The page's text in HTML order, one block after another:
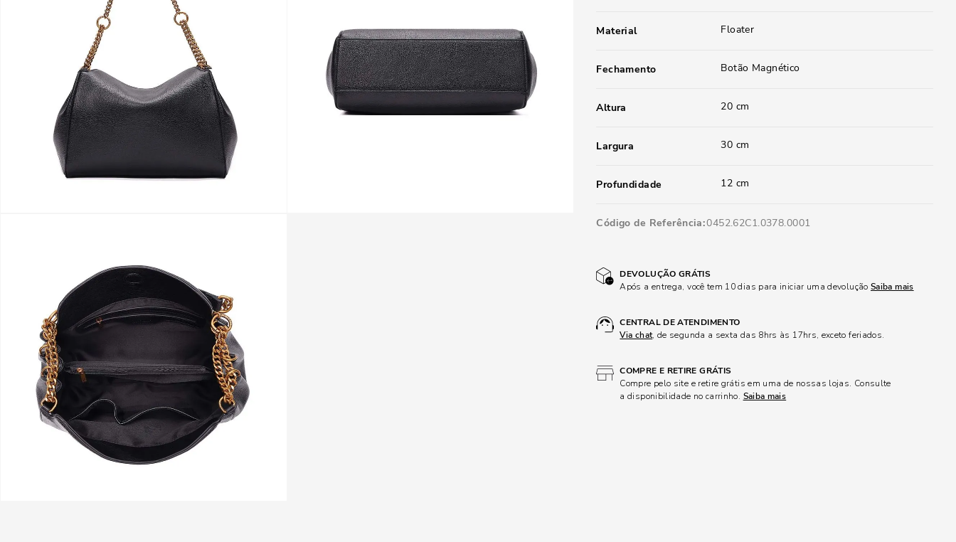
Material Floater
Fechamento Botão Magnético
Altura 20 cm
Largura 30 cm
Profundidade 12 cm
Código de Referência 0452.62C1.0378.0001
DEVOLUÇÃO GRÁTIS
Após a entrega, você tem 10 dias para iniciar uma devolução Saiba mais
CENTRAL DE ATENDIMENTO
Via chat, de segunda a sexta das 8hrs às 17hrs, exceto feriados.
COMPRE E RETIRE GRÁTIS
Compre pelo site e retire grátis em uma de nossas lojas. Consulte
a disponibilidade no carrinho. Saiba mais